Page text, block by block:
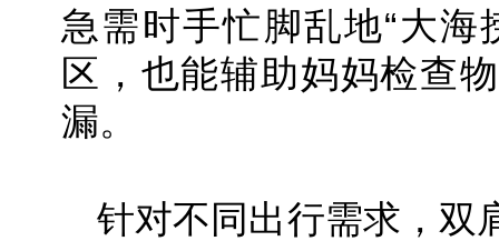
急需时手忙脚乱地“大海
区，也能辅助妈妈检查
漏。
针对不同出行需求，双